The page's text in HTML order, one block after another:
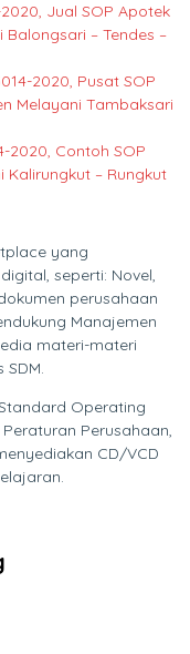
2020, Jual SOP Apotek
– Tendes –
2020, Pusat SOP
Melayani Tambaksari
2020, Contoh SOP
Kalirungkut – Rungkut
yang
seperti: Novel,
perusahaan
Manajemen
materi-materi
Operating
Perusahaan,
CD/VCD